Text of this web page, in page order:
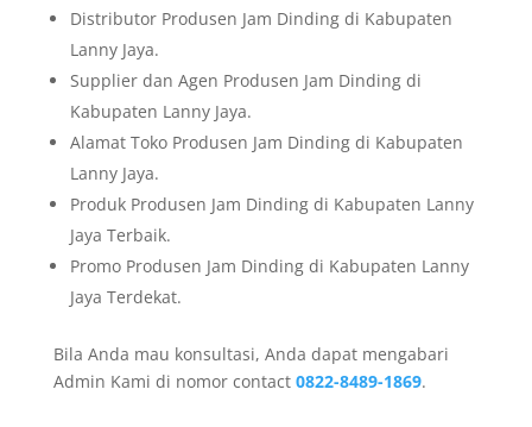
Distributor Produsen Jam Dinding di Kabupaten
Lanny Jaya.
Supplier dan Agen Produsen Jam Dinding di
Kabupaten Lanny Jaya.
Alamat Toko Produsen Jam Dinding di Kabupaten
Lanny Jaya.
Produk Produsen Jam Dinding di Kabupaten Lanny
Jaya Terbaik.
Promo Produsen Jam Dinding di Kabupaten Lanny
Jaya Terdekat.
Bila Anda mau konsultasi, Anda dapat mengabari
Admin Kami di nomor contact 0822-8489-1869.